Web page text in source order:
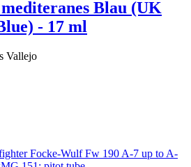
Blau (UK
- 17 ml
Vallejo